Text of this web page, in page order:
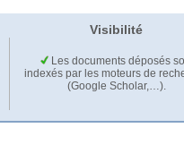
Visibilité
Les documents déposés
indexés par les moteurs de
(Google Scholar,…).